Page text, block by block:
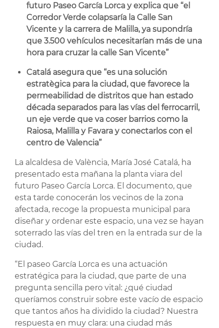
futuro Paseo García Lorca y explica que “el
Corredor Verde colapsaría la Calle San
Vicente y la carrera de Malilla, ya supondría
que 3.500 vehículos necesitarían más de una
hora para cruzar la calle San Vicente”
Catalá asegura que “es una solución
estratègica para la ciudad, que favorece la
permeabilidad de distritos que han estado
década separados para las vías del ferrocarril,
un eje verde que va coser barrios como la
Raiosa, Malilla y Favara y conectarlos con el
centro de Valencia”
La alcaldesa de València, María José Catalá, ha
presentado esta mañana la planta viara del
futuro Paseo García Lorca. El documento, que
esta tarde conocerán los vecinos de la zona
afectada, recoge la propuesta municipal para
diseñar y ordenar este espacio, una vez se hayan
soterrado las vías del tren en la entrada sur de la
ciudad.
“El paseo García Lorca es una actuación
estratégica para la ciudad, que parte de una
pregunta sencilla pero vital: ¿qué ciudad
queríamos construir sobre este vacío de espacio
que tantos años ha dividido la ciudad? Nuestra
respuesta en muy clara: una ciudad más